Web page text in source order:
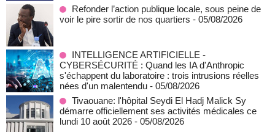
Refonder l’action publique locale, sous peine de
voir le pire sortir de nos quartiers - 05/08/2026
INTELLIGENCE ARTIFICIELLE -
CYBERSÉCURITÉ : Quand les IA d'Anthropic
s'échappent du laboratoire : trois intrusions réelles
nées d'un malentendu - 05/08/2026
Tivaouane: l'hôpital Seydi El Hadj Malick Sy
démarre officiellement ses activités médicales ce
lundi 10 août 2026 - 05/08/2026